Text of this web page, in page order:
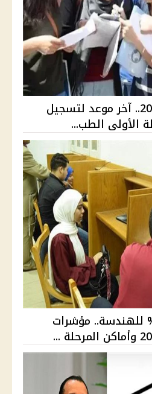
تنسيق الجامعات 2026.. آخر موعد لتسجيل
الأولى الطب...
للطب و87.9% للهندسة.. مؤشرات